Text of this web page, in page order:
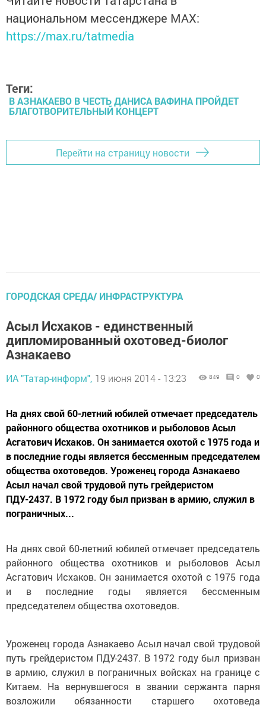
национальном мессенджере MАХ:
https://max.ru/tatmedia
Теги:
В АЗНАКАЕВО В ЧЕСТЬ ДАНИСА ВАФИНА ПРОЙДЕТ
БЛАГОТВОРИТЕЛЬНЫЙ КОНЦЕРТ
Перейти на страницу новости
ГОРОДСКАЯ СРЕДА/ ИНФРАСТРУКТУРА
Асыл Исхаков - единственный
дипломированный охотовед-биолог
Азнакаево
ИА "Татар-информ", 19 июня 2014 - 13:23 849 0 0
На днях свой 60-летний юбилей отмечает председатель
районного общества охотников и рыболовов Асыл
Асгатович Исхаков. Он занимается охотой с 1975 года и
в последние годы является бессменным председателем
общества охотоведов. Уроженец города Азнакаево
Асыл начал свой трудовой путь грейдеристом
ПДУ-2437. В 1972 году был призван в армию, служил в
пограничных...
На днях свой 60-летний юбилей отмечает председатель
районного общества охотников и рыболовов Асыл
Асгатович Исхаков. Он занимается охотой с 1975 года
и в последние годы является бессменным
председателем общества охотоведов.
Уроженец города Азнакаево Асыл начал свой трудовой
путь грейдеристом ПДУ-2437. В 1972 году был призван
в армию, служил в пограничных войсках на границе с
Китаем. На вернувшегося в звании сержанта парня
возложили обязанности старшего охотоведа